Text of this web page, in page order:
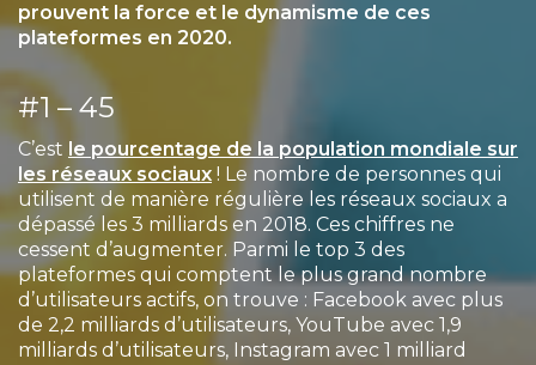
prouvent la force et le dynamisme de ces
plateformes en 2020.
#1 – 45
C’est le pourcentage de la population mondiale sur
les réseaux sociaux ! Le nombre de personnes qui
utilisent de manière régulière les réseaux sociaux a
dépassé les 3 milliards en 2018. Ces chiffres ne
cessent d’augmenter. Parmi le top 3 des
plateformes qui comptent le plus grand nombre
d’utilisateurs actifs, on trouve : Facebook avec plus
de 2,2 milliards d’utilisateurs, YouTube avec 1,9
milliards d’utilisateurs, Instagram avec 1 milliard